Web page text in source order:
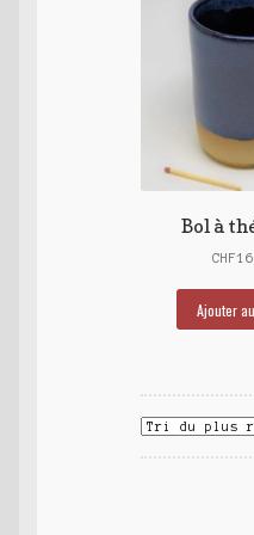
Bol à
CHF
Ajouter